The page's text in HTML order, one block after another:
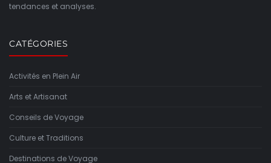
tendances et analyses.
CATÉGORIES
Activités en Plein Air
Arts et Artisanat
Conseils de Voyage
Culture et Traditions
Destinations de Voyage